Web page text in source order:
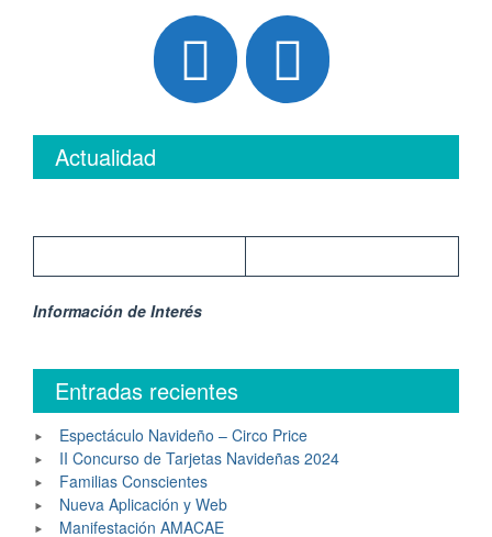
Actualidad
Información de Interés
Entradas recientes
Espectáculo Navideño – Circo Price
II Concurso de Tarjetas Navideñas 2024
Familias Conscientes
Nueva Aplicación y Web
Manifestación AMACAE